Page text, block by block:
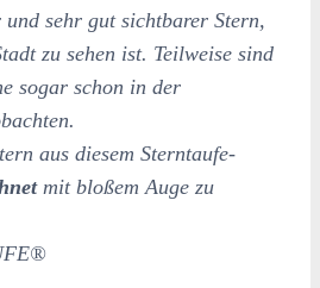
sehr gut sichtbarer Stern,
zu sehen ist. Teilweise sind
sogar schon in der
aus diesem Sterntaufe-
mit bloßem Auge zu